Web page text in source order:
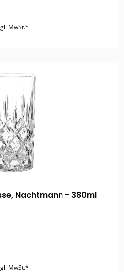
MwSt.*
Nachtmann - 380ml
MwSt.*